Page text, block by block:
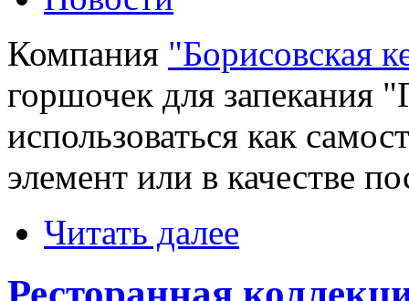
Компания "Борисовская
горшочек для запекания
использоваться как
элемент или в качестве
Читать далее